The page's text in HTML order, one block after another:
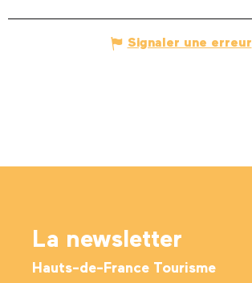
Signaler une erreur
La newsletter
Hauts-de-France Tourisme